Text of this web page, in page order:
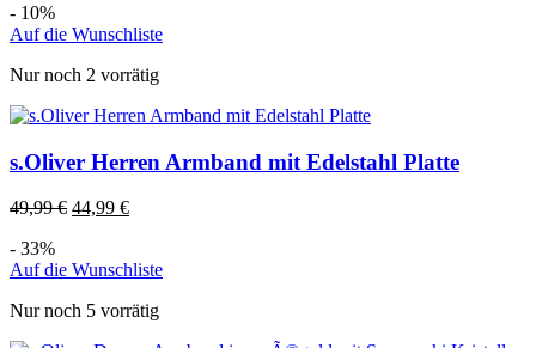
- 10%
Auf die Wunschliste
Nur noch 2 vorrätig
s.Oliver Herren Armband mit Edelstahl Platte
49,99€ 44,99 €
- 33%
Auf die Wunschliste
Nur noch 5 vorrätig